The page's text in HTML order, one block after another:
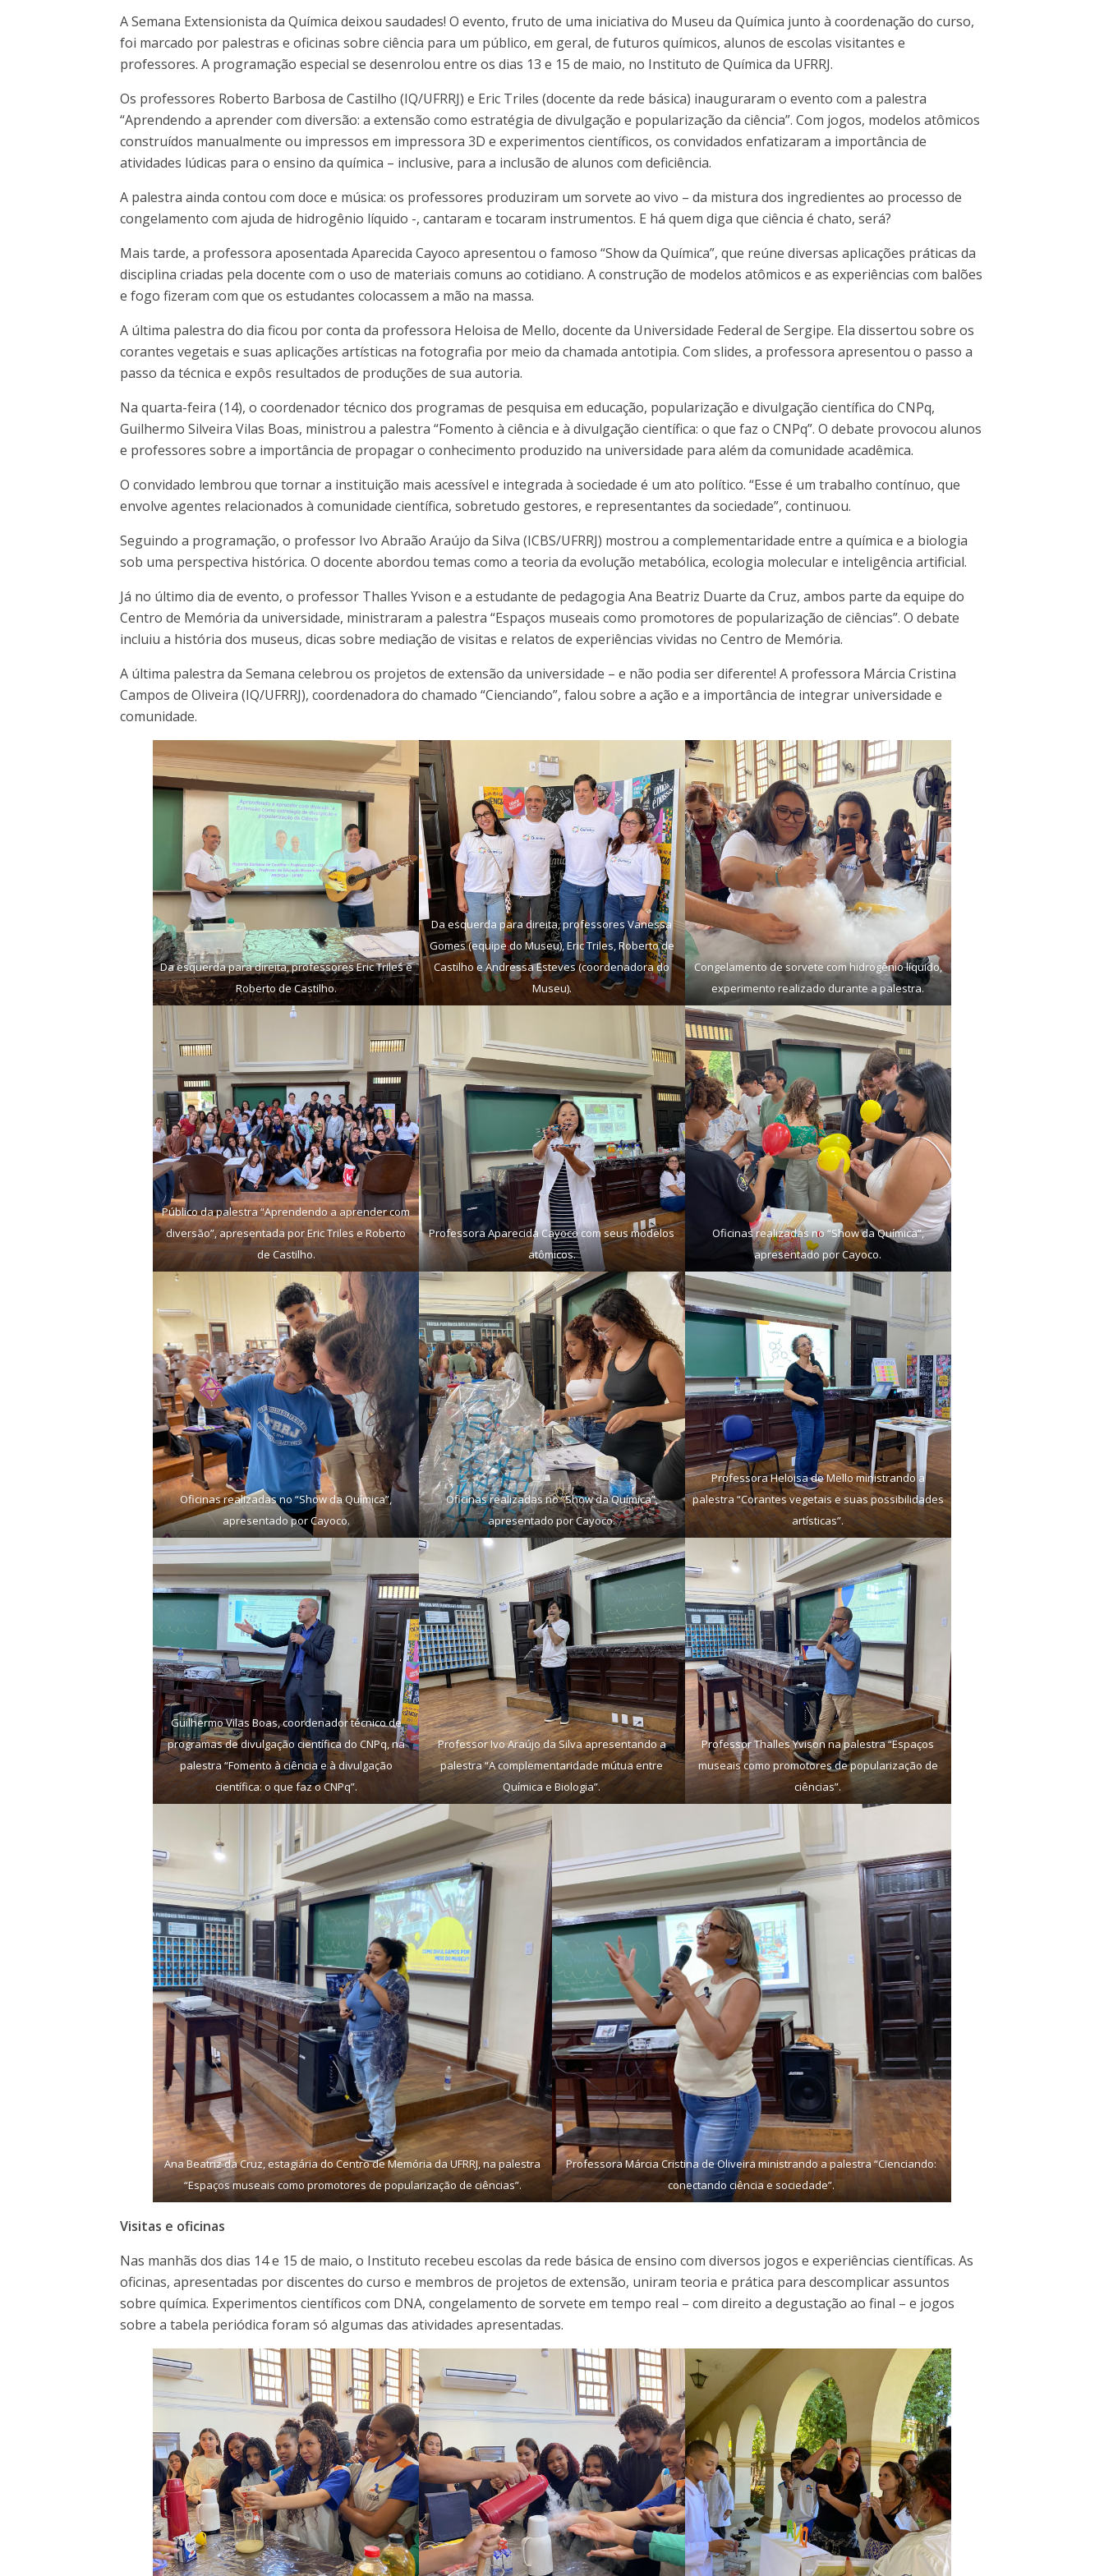
A Semana Extensionista da Química deixou saudades! O evento, fruto de uma iniciativa do Museu da Química junto à coordenação do curso,
foi marcado por palestras e oficinas sobre ciência para um público, em geral, de futuros químicos, alunos de escolas visitantes e
professores. A programação especial se desenrolou entre os dias 13 e 15 de maio, no Instituto de Química da UFRRJ.
Os professores Roberto Barbosa de Castilho (IQ/UFRRJ) e Eric Triles (docente da rede básica) inauguraram o evento com a palestra
“Aprendendo a aprender com diversão: a extensão como estratégia de divulgação e popularização da ciência”. Com jogos, modelos atômicos
construídos manualmente ou impressos em impressora 3D e experimentos científicos, os convidados enfatizaram a importância de
atividades lúdicas para o ensino da química – inclusive, para a inclusão de alunos com deficiência.
A palestra ainda contou com doce e música: os professores produziram um sorvete ao vivo – da mistura dos ingredientes ao processo de
congelamento com ajuda de hidrogênio líquido -, cantaram e tocaram instrumentos. E há quem diga que ciência é chato, será?
Mais tarde, a professora aposentada Aparecida Cayoco apresentou o famoso “Show da Química”, que reúne diversas aplicações práticas da
disciplina criadas pela docente com o uso de materiais comuns ao cotidiano. A construção de modelos atômicos e as experiências com balões
e fogo fizeram com que os estudantes colocassem a mão na massa.
A última palestra do dia ficou por conta da professora Heloisa de Mello, docente da Universidade Federal de Sergipe. Ela dissertou sobre os
corantes vegetais e suas aplicações artísticas na fotografia por meio da chamada antotipia. Com slides, a professora apresentou o passo a
passo da técnica e expôs resultados de produções de sua autoria.
Na quarta-feira (14), o coordenador técnico dos programas de pesquisa em educação, popularização e divulgação científica do CNPq,
Guilhermo Silveira Vilas Boas, ministrou a palestra “Fomento à ciência e à divulgação científica: o que faz o CNPq”. O debate provocou alunos
e professores sobre a importância de propagar o conhecimento produzido na universidade para além da comunidade acadêmica.
O convidado lembrou que tornar a instituição mais acessível e integrada à sociedade é um ato político. “Esse é um trabalho contínuo, que
envolve agentes relacionados à comunidade científica, sobretudo gestores, e representantes da sociedade”, continuou.
Seguindo a programação, o professor Ivo Abraão Araújo da Silva (ICBS/UFRRJ) mostrou a complementaridade entre a química e a biologia
sob uma perspectiva histórica. O docente abordou temas como a teoria da evolução metabólica, ecologia molecular e inteligência artificial.
Já no último dia de evento, o professor Thalles Yvison e a estudante de pedagogia Ana Beatriz Duarte da Cruz, ambos parte da equipe do
Centro de Memória da universidade, ministraram a palestra “Espaços museais como promotores de popularização de ciências”. O debate
incluiu a história dos museus, dicas sobre mediação de visitas e relatos de experiências vividas no Centro de Memória.
A última palestra da Semana celebrou os projetos de extensão da universidade – e não podia ser diferente! A professora Márcia Cristina
Campos de Oliveira (IQ/UFRRJ), coordenadora do chamado “Cienciando”, falou sobre a ação e a importância de integrar universidade e
comunidade.
Da esquerda para direita, professores Eric Triles e
Roberto de Castilho.
Da esquerda para direita, professores Vanessa
Gomes (equipe do Museu), Eric Triles, Roberto de
Castilho e Andressa Esteves (coordenadora do
Museu).
Congelamento de sorvete com hidrogênio líquido,
experimento realizado durante a palestra.
Público da palestra “Aprendendo a aprender com
diversão”, apresentada por Eric Triles e Roberto
de Castilho.
Professora Aparecida Cayoco com seus modelos
atômicos.
Oficinas realizadas no “Show da Química”,
apresentado por Cayoco.
Oficinas realizadas no “Show da Química”,
apresentado por Cayoco.
Oficinas realizadas no “Show da Química”,
apresentado por Cayoco.
Professora Heloisa de Mello ministrando a
palestra “Corantes vegetais e suas possibilidades
artísticas”.
Guilhermo Vilas Boas, coordenador técnico de
programas de divulgação científica do CNPq, na
palestra “Fomento à ciência e à divulgação
científica: o que faz o CNPq”.
Professor Ivo Araújo da Silva apresentando a
palestra “A complementaridade mútua entre
Química e Biologia”.
Professor Thalles Yvison na palestra “Espaços
museais como promotores de popularização de
ciências”.
Ana Beatriz da Cruz, estagiária do Centro de Memória da UFRRJ, na palestra
“Espaços museais como promotores de popularização de ciências”.
Professora Márcia Cristina de Oliveira ministrando a palestra “Cienciando:
conectando ciência e sociedade”.
Visitas e oficinas
Nas manhãs dos dias 14 e 15 de maio, o Instituto recebeu escolas da rede básica de ensino com diversos jogos e experiências científicas. As
oficinas, apresentadas por discentes do curso e membros de projetos de extensão, uniram teoria e prática para descomplicar assuntos
sobre química. Experimentos científicos com DNA, congelamento de sorvete em tempo real – com direito a degustação ao final – e jogos
sobre a tabela periódica foram só algumas das atividades apresentadas.